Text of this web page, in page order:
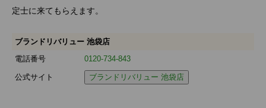
定士に来てもらえます。
ブランドリバリュー 池袋店
電話番号
0120-734-843
公式サイト ブランドリバリュー 池袋店